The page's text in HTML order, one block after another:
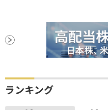
ランキング